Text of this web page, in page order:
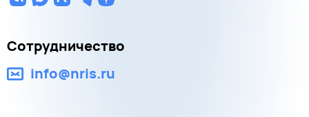
Сотрудничество
info@nris.ru